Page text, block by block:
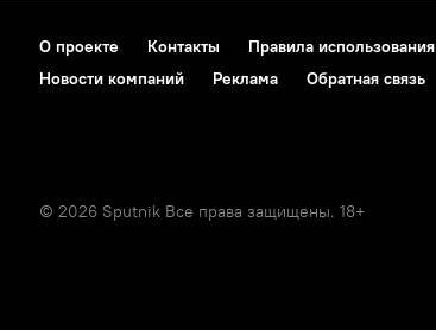
О проекте Контакты Правила использования
Новости компаний
Реклама Обратная связь
© 2026 Sputnik Все права защищены. 18+